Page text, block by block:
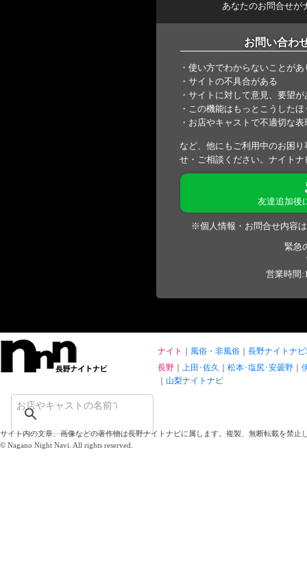
あなたのお問合せが
お問い合わ
・使い方でわからないことが
・サイトの不具合がある
・サイトに対して意見、要望が
・この機能はもっとこうした
・お店やキャストで不適切な
など、他にもご利用中のお困
せ・ご相談ください。ナイト
友達追加後
※個人情報・お問合せ内容
緊急
営業時間
ナイト 風俗・非風俗
長野ナイトナ
長野
上田･佐久 松本･塩尻･安曇野
山梨ナイトナビ
サイト内の文章、画像などの著作物は長野ナイトナビに属します。複製、無断転載を禁止
© Nagano Night Navi. All rights reserved.